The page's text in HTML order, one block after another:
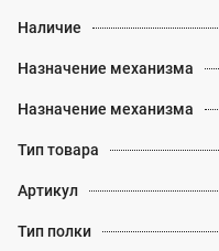
Наличие
Назначение механизма
Назначение механизма
Тип товара
Артикул
Тип полки